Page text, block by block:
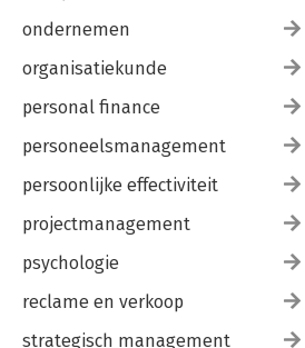
ondernemen
organisatiekunde
personal finance
personeelsmanagement
persoonlijke effectiviteit
projectmanagement
psychologie
reclame en verkoop
strategisch management